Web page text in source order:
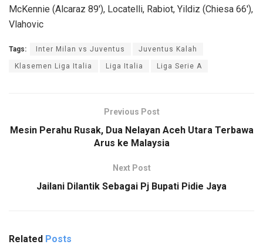
McKennie (Alcaraz 89′), Locatelli, Rabiot, Yildiz (Chiesa 66′),
Vlahovic
Tags: Inter Milan vs Juventus Juventus Kalah
Klasemen Liga Italia Liga Italia Liga Serie A
Previous Post
Mesin Perahu Rusak, Dua Nelayan Aceh Utara Terbawa
Arus ke Malaysia
Next Post
Jailani Dilantik Sebagai Pj Bupati Pidie Jaya
Related Posts